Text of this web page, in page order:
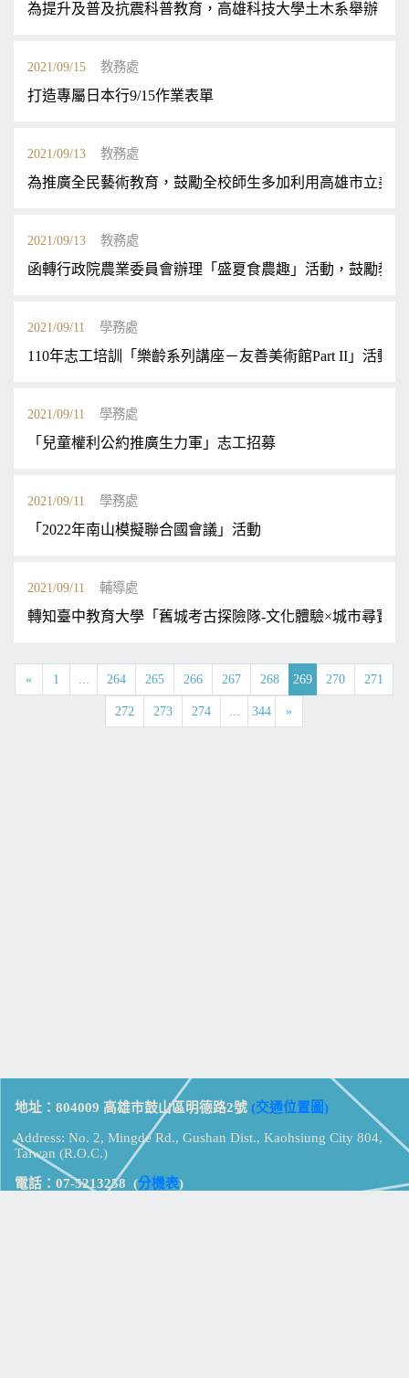
為提升及普及抗震科普教育，高雄科技大學土木系舉辦「
2021/09/15 教務處
打造專屬日本行9/15作業表單
2021/09/13 教務處
為推廣全民藝術教育，鼓勵全校師生多加利用高雄市立美
2021/09/13 教務處
函轉行政院農業委員會辦理「盛夏食農趣」活動，鼓勵教
2021/09/11 學務處
110年志工培訓「樂齡系列講座－友善美術館Part II」活動
2021/09/11 學務處
「兒童權利公約推廣生力軍」志工招募
2021/09/11 學務處
「2022年南山模擬聯合國會議」活動
2021/09/11 輔導處
轉知臺中教育大學「舊城考古探險隊-文化體驗×城市尋寶」
« 1 ... 264 265 266 267 268 269 270 271
272 273 274 ... 344 »
地址：804009 高雄市鼓山區明德路2號 (交通位置圖)
Address: No. 2, Mingde Rd., Gushan Dist., Kaohsiung City 804,
Taiwan (R.O.C.)
電話：07-5213258 (分機表)